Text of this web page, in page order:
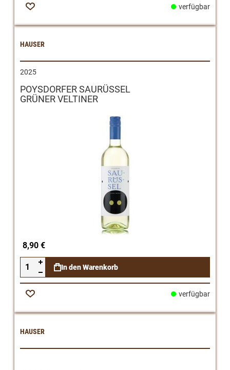
Zur
verfügbar
HAUSER
2025
POYSDORFER SAURÜSSEL
GRÜNER VELTINER
8,90 €
In den Warenkorb
Zur
verfügbar
HAUSER